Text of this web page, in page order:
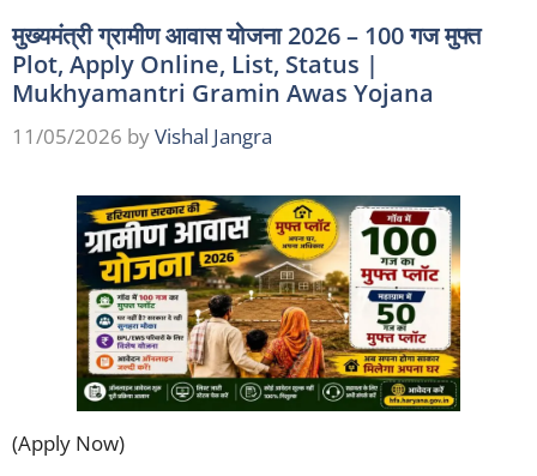
मुख्यमंत्री ग्रामीण आवास योजना 2026 – 100 गज मुफ्त
Plot, Apply Online, List, Status |
Mukhyamantri Gramin Awas Yojana
11/05/2026 byVishal Jangra
(Apply Now)